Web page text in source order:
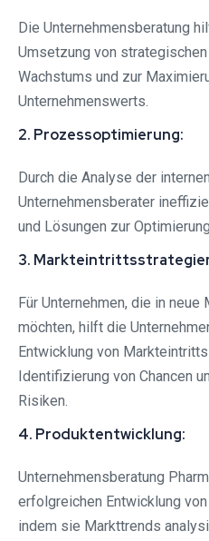
Die Unternehmensberatung
Umsetzung von
Wachstums und zur
Unternehmenswerts.
2. Prozessoptimierung:
Durch die Analyse der
Unternehmensberater
und Lösungen zur
3.
Für Unternehmen, die in neue
möchten, hilft die
Entwicklung von
Identifizierung von Chancen
Risiken.
4. Produktentwicklung:
Unternehmensberatung
erfolgreichen Entwicklung
indem sie Markttrends